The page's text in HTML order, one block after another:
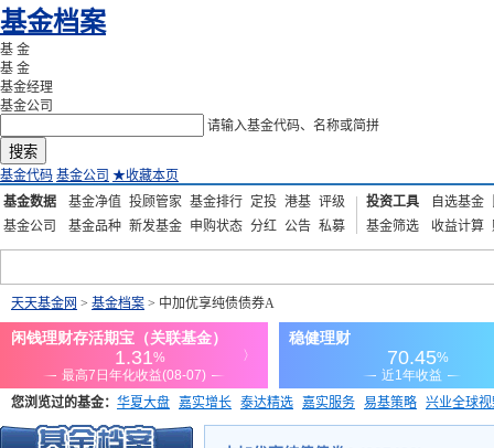
基金档案
基 金
基 金
基金经理
基金公司
请输入基金代码、名称或简拼
搜索
基金代码 基金公司 ★收藏本页
基金数据
基金净值 投顾管家 基金排行 定投 港基 评级
基金公司
基金品种 新发基金 申购状态 分红 公告 私募
投资工具 自选基金
基金筛选
收益计算
天天基金网 > 基金档案 > 中加优享纯债债券A
您浏览过的基金： 华夏大盘 嘉实增长 泰达精选 嘉实服务 易基策略 兴业全球
添富优势 华安宏利 上证180价值ETF